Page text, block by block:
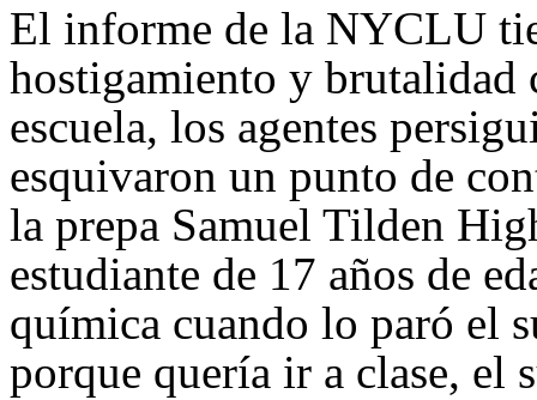
El informe de la NYCLU
hostigamiento y brutalidad
escuela, los agentes
esquivaron un punto de
la prepa Samuel Tilden
estudiante de 17 años de
química cuando lo paró el
porque quería ir a clase, el